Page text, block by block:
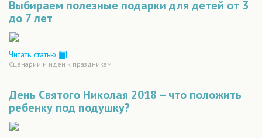
Выбираем полезные подарки для детей от 3
до 7 лет
Читать статью
Сценарии и идеи к праздникам
День Святого Николая 2018 – что положить
ребенку под подушку?